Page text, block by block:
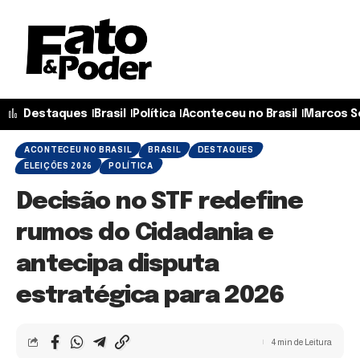
Destaques Brasil Política Aconteceu no Brasil Marcos
ACONTECEU NO BRASIL BRASIL
DESTAQUES
ELEIÇÕES 2026
POLÍTICA
Decisão no STF redefine
rumos do Cidadania e
antecipa disputa
estratégica para 2026
4 min de Leitura